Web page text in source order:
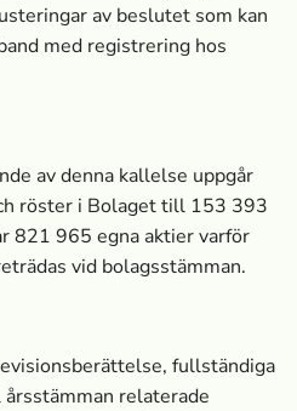
av beslutet som kan
med registrering hos
av denna kallelse uppgår
röster i Bolaget till 153 393
821 965 egna aktier varför
vid bolagsstämman.
fullständiga
relaterade